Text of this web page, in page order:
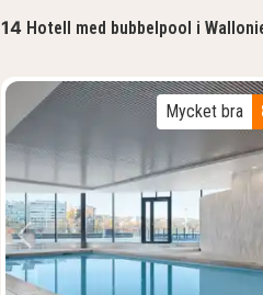
14 Hotell med bubbelpool i
Föregående bild
Mycket bra